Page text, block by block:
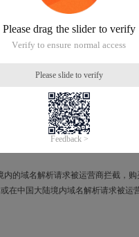
完成绑定。
的域名解析请求被运营商拦截，
在中国大陆境内域名解析请求被运